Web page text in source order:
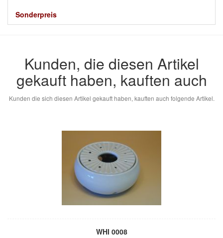
Sonderpreis
Kunden, die diesen Artikel
gekauft haben, kauften auch
Kunden die sich diesen Artikel gekauft haben, kauften auch folgende Artikel.
WHI 0008